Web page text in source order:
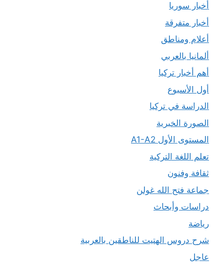
أخبار سوريا
أخبار متفرقة
أعلام ومناطق
ألمانيا بالعربي
أهم أخبار تركيا
أول الأسبوع
الدراسة في تركيا
الصورة الخبرية
المستوى الأول A1-A2
تعلم اللغة التركية
ثقافة وفنون
جماعة فتح الله غولن
دراسات وأبحاث
رياضة
شرح دروس الهتيت للناطقين بالعربية
عاجل